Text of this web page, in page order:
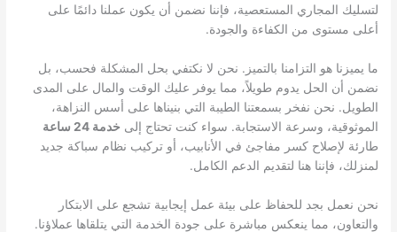
لتسليك المجاري المستعصية، فإننا نضمن أن يكون عملنا دائمًا على
أعلى مستوى من الكفاءة والجودة.
ما يميزنا هو التزامنا بالتميز. نحن لا نكتفي بحل المشكلة فحسب، بل
نضمن أن الحل يدوم طويلاً، مما يوفر عليك الوقت والمال على المدى
الطويل. نحن نفخر بسمعتنا الطيبة التي بنيناها على أسس النزاهة،
الموثوقية، وسرعة الاستجابة. سواء كنت تحتاج إلى خدمة 24 ساعة
طارئة لإصلاح كسر مفاجئ في الأنابيب، أو تركيب نظام سباكة جديد
لمنزلك، فإننا هنا لتقديم الدعم الكامل.
نحن نعمل بجد للحفاظ على بيئة عمل إيجابية تشجع على الابتكار
والتعاون، مما ينعكس مباشرة على جودة الخدمة التي يتلقاها عملاؤنا.